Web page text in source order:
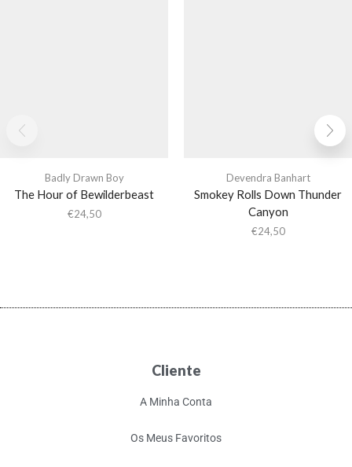
Badly Drawn Boy
The Hour of Bewilderbeast
€24,50
Devendra Banhart
Smokey Rolls Down Thunder
Canyon
€24,50
Cliente
A Minha Conta
Os Meus Favoritos